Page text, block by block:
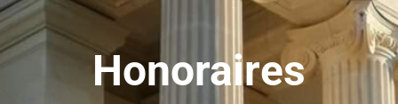
Honoraires